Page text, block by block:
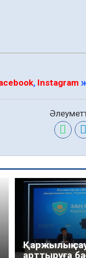
, Instagram
Қаржылық
арттыруға